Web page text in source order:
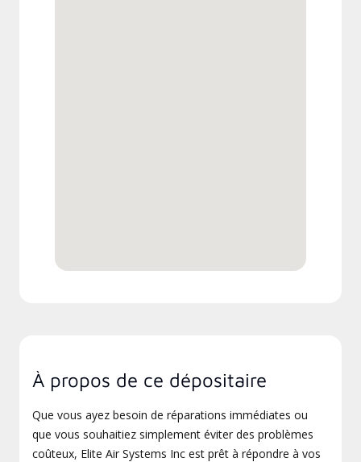
À propos de ce dépositaire
Que vous ayez besoin de réparations immédiates ou
que vous souhaitiez simplement éviter des problèmes
coûteux, Elite Air Systems Inc est prêt à répondre à vos